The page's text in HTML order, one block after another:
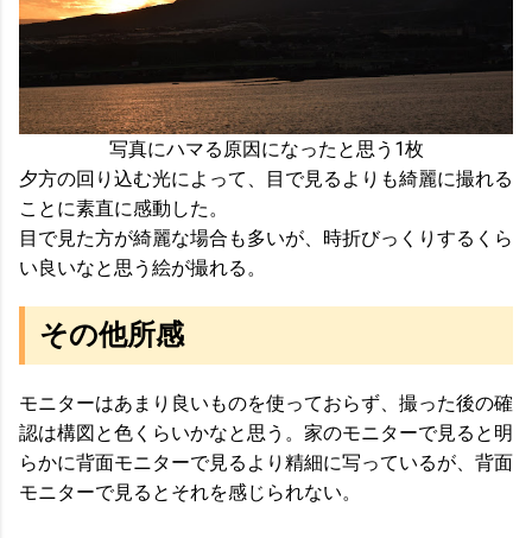
写真にハマる原因になったと思う1枚
夕方の回り込む光によって、目で見るよりも綺麗に撮れる
ことに素直に感動した。
目で見た方が綺麗な場合も多いが、時折びっくりするくら
い良いなと思う絵が撮れる。
その他所感
モニターはあまり良いものを使っておらず、撮った後の確
認は構図と色くらいかなと思う。家のモニターで見ると明
らかに背面モニターで見るより精細に写っているが、背面
モニターで見るとそれを感じられない。